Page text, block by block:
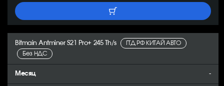
Bitmain Antminer S21 Pro+ 245 Th/s
ГТД РФ КИТАЙ АВТО
Без НДС
-